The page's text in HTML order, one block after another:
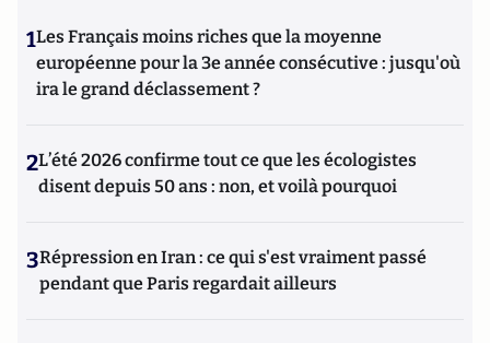
1Les Français moins riches que la moyenne
européenne pour la 3e année consécutive : jusqu'où
ira le grand déclassement ?
2L’été 2026 confirme tout ce que les écologistes
disent depuis 50 ans : non, et voilà pourquoi
3Répression en Iran : ce qui s'est vraiment passé
pendant que Paris regardait ailleurs